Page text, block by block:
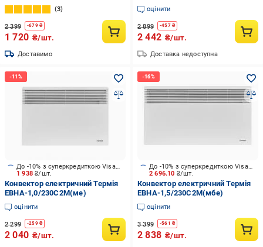
3
2 399 -679₴
1 720 ₴/шт.
Доставимо
оцінити
2 899 -457₴
2 442 ₴/шт.
Доставка недоступна
1 938₴/шт.
До -10% з суперкредиткою Visa Вигода
Конвектор електричний Термія
ЕВНА-1,0/230С2M(ме)
оцінити
2 299 -259₴
2 040 ₴/шт.
2 696.10 ₴/шт.
До -10% з суперкредиткою Visa Вигода
Конвектор електричний Термія
ЕВНА-1,5/230С2M(мбе)
оцінити
3 399 -561 ₴
2 838 ₴/шт.